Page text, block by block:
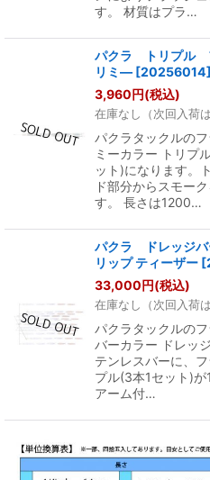
す。 材質はプラ…
パクラ トリプル
リミ― [20256014]
3,960円(税込)
在庫なし（次回入荷
パクラタックルの
ミーカラー トリプ
ット)になります。
ド部分からスモー
す。 長さは1200…
パクラ ドレッジバ
リップ ティーザー [
33,000円(税込)
在庫なし（次回入荷
パクラタックルの
バーカラー ドレッ
テンレスバーに、
プル(3本1セット)
アーム付…